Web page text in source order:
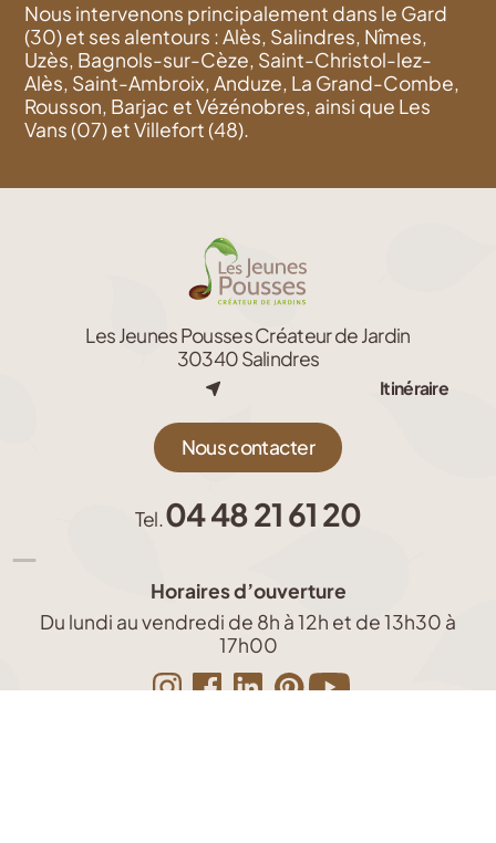
Nous intervenons principalement dans le Gard
(30) et ses alentours : Alès, Salindres, Nîmes,
Uzès, Bagnols-sur-Cèze, Saint-Christol-lez-
Alès, Saint-Ambroix, Anduze, La Grand-Combe,
Rousson, Barjac et Vézénobres, ainsi que Les
Vans (07) et Villefort (48).
Les Jeunes Pousses Créateur de Jardin
30340 Salindres
Itinéraire
Nous contacter
Tel.04 48 21 61 20
Horaires d’ouverture
Du lundi au vendredi de 8h à 12h et de 13h30 à
17h00